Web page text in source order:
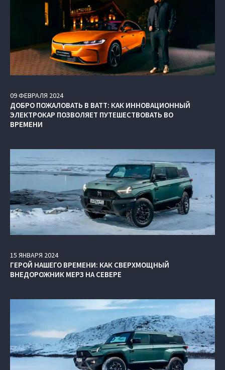
09ФЕВРАЛЯ 2024
ДОБРО ПОЖАЛОВАТЬ В ВАТТ: КАК ИННОВАЦИОННЫЙ
ЭЛЕКТРОКАР ПОЗВОЛЯЕТ ПУТЕШЕСТВОВАТЬ ВО
ВРЕМЕНИ
15 ЯНВАРЯ 2024
ГЕРОЙ НАШЕГО ВРЕМЕНИ: КАК СВЕРХМОЩНЫЙ
ВНЕДОРОЖНИК МЕРЗ НА СЕВЕРЕ